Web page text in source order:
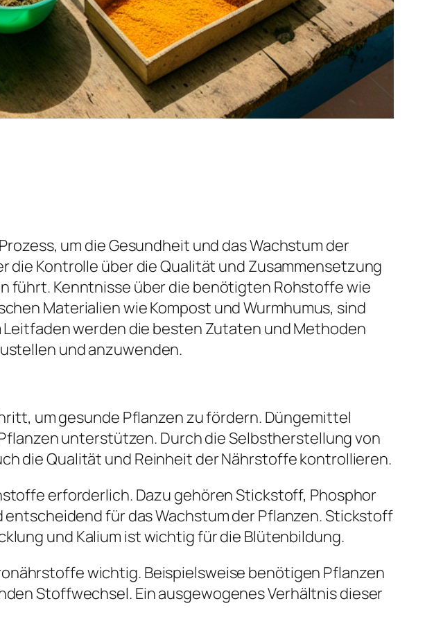
um die Gesundheit und das Wachstum der
die Kontrolle über die Qualität und Zusammensetzung
führt. Kenntnisse über die benötigten Rohstoffe wie
Materialien wie Kompost und Wurmhumus, sind
werden die besten Zutaten und Methoden
und anzuwenden.
um gesunde Pflanzen zu fördern. Düngemittel
unterstützen. Durch die Selbstherstellung von
die Qualität und Reinheit der Nährstoffe kontrollieren.
erforderlich. Dazu gehören Stickstoff, Phosphor
für das Wachstum der Pflanzen. Stickstoff
und Kalium ist wichtig für die Blütenbildung.
wichtig. Beispielsweise benötigen Pflanzen
Stoffwechsel. Ein ausgewogenes Verhältnis dieser